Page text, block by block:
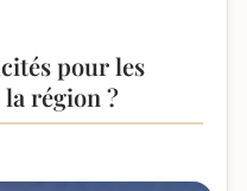
pour les
région ?